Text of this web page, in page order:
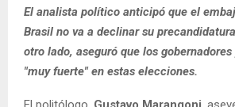
El analista político anticipó que el
Brasil no va a declinar su
otro lado, aseguró que los
"muy fuerte" en estas elecciones.